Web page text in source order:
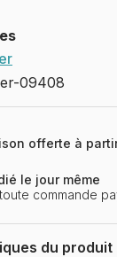
09408
offerte à
le jour même
commande
du produit